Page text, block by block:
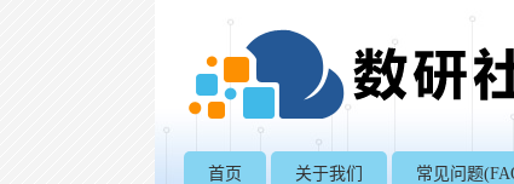
首页 关于我们 常见问题